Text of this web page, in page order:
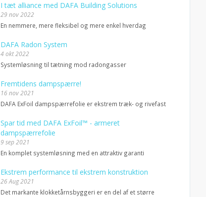
I tæt alliance med DAFA Building Solutions
29 nov 2022
En nemmere, mere fleksibel og mere enkel hverdag
DAFA Radon System
4 okt 2022
Systemløsning til tætning mod radongasser
Fremtidens dampspærre!
16 nov 2021
DAFA ExFoil dampspærrefolie er ekstrem træk- og rivefast
Spar tid med DAFA ExFoil™ - armeret
dampspærrefolie
9 sep 2021
En komplet systemløsning med en attraktiv garanti
Ekstrem performance til ekstrem konstruktion
26 Aug 2021
Det markante klokketårnsbyggeri er en del af et større